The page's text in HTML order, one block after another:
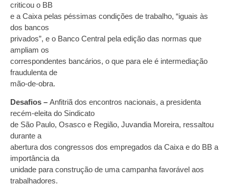
criticou o BB
e a Caixa pelas péssimas condições de trabalho, “iguais às
dos bancos
privados”, e o Banco Central pela edição das normas que
ampliam os
correspondentes bancários, o que para ele é intermediação
fraudulenta de
mão-de-obra.
Desafios – Anfitriã dos encontros nacionais, a presidenta
recém-eleita do Sindicato
de São Paulo, Osasco e Região, Juvandia Moreira, ressaltou
durante a
abertura dos congressos dos empregados da Caixa e do BB a
importância da
unidade para construção de uma campanha favorável aos
trabalhadores.